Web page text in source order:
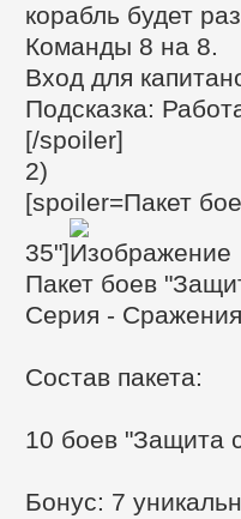
корабль будет
Команды 8 на 8.
Вход для
Подсказка:
[/spoiler]
2)
[spoiler=Пакет
35"]
Пакет боев
Серия -
Состав пакета:
10 боев "Защита
Бонус: 7